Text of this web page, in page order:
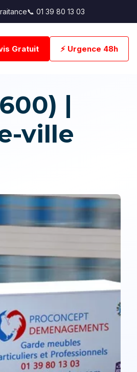
📞 01 39 80 13 03
Gratuit ⚡ Urgence 48h
|
ville